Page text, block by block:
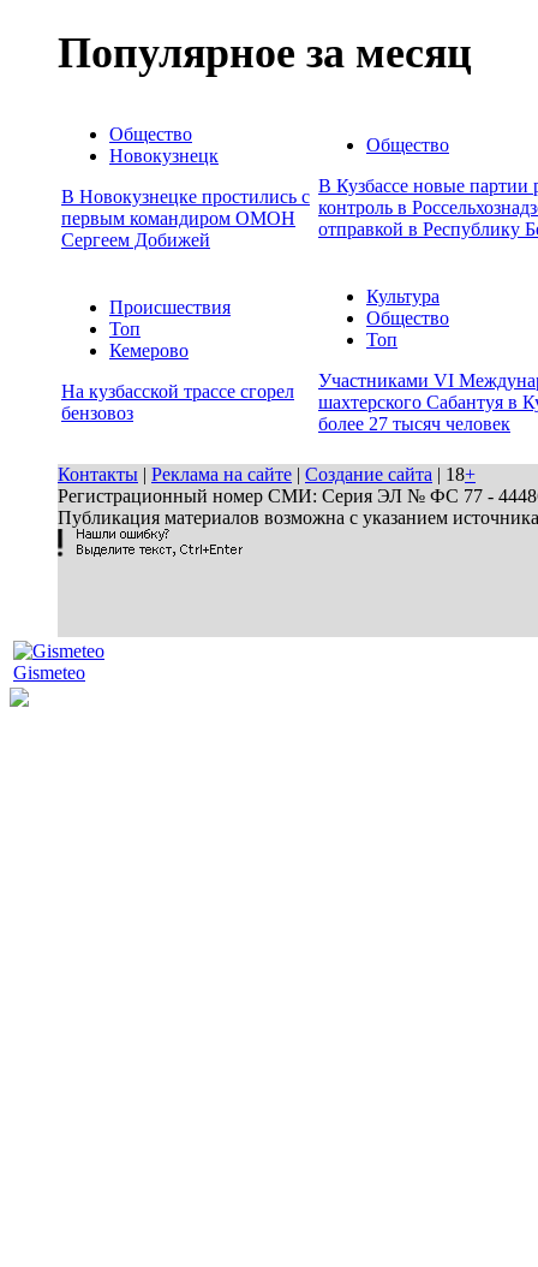
Популярное за месяц
Общество
Новокузнецк
В Новокузнецке простились с
первым командиром ОМОН
Сергеем Добижей
Общество
В Кузбассе новые партии
контроль в
отправкой в Республику
Происшествия
Топ
Кемерово
На кузбасской трассе сгорел
бензовоз
Культура
Общество
Топ
Участниками VI
шахтерского Сабантуя в
более 27 тысяч человек
Контакты | Реклама на сайте | Создание сайта | 18+
Регистрационный номер СМИ: Серия ЭЛ № ФС 77 - 44486
Публикация материалов возможна с указанием
Gismeteo